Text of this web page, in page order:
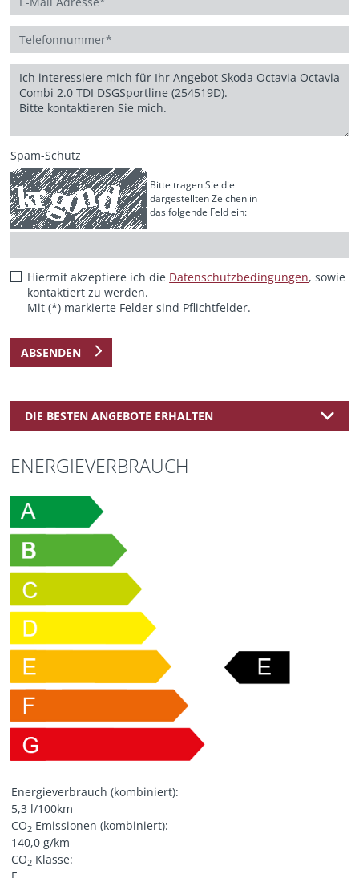
Spam-Schutz
Bitte tragen Sie die
dargestellten Zeichen in
das folgende Feld ein:
Hiermit akzeptiere ich die Datenschutzbedingungen, sowie
kontaktiert zu werden.
Mit (*) markierte Felder sind Pflichtfelder.
ABSENDEN
DIE BESTEN ANGEBOTE ERHALTEN
ENERGIEVERBRAUCH
Energieverbrauch (kombiniert):
5,3 l/100km
CO2 Emissionen (kombiniert):
140,0 g/km
CO2 Klasse: